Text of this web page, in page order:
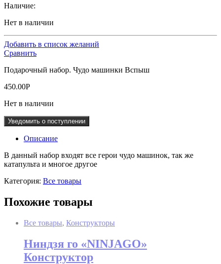
Наличие:
Нет в наличии
Добавить в список желаний
Сравнить
Подарочный набор. Чудо машинки Вспыш
450.00Р
Нет в наличии
Уведомить о поступлении
Описание
В данный набор входят все герои чудо машинок, так же
катапульта и многое другое
Категория: Все товары
Похожие товары
Все товары, Конструкторы
Ниндзя го «NINJAGO»
Конструктор